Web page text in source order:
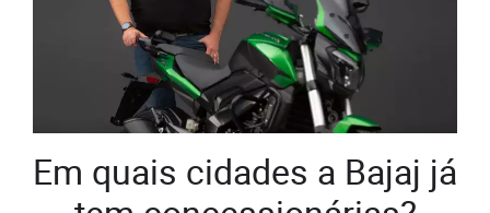
Em quais cidades a Bajaj já